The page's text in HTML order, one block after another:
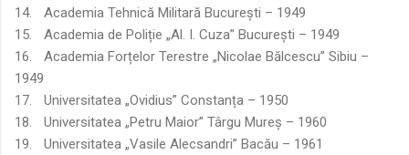
14.
Academia Tehnică Militară București – 1949
15.
Academia de Poliție „Al. I. Cuza” București – 1949
16.
Academia Forțelor Terestre „Nicolae Bălcescu” Sibiu –
1949
17.
Universitatea „Ovidius” Constanța – 1950
18.
Universitatea „Petru Maior” Târgu Mureș – 1960
19.
Universitatea „Vasile Alecsandri” Bacău – 1961